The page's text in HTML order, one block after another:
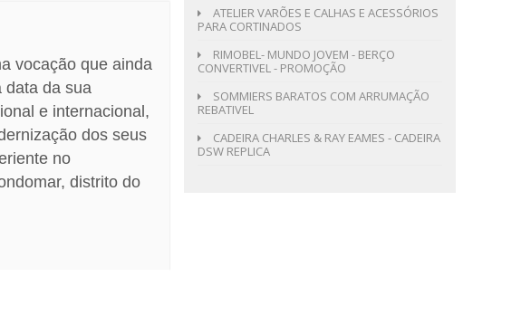
vocação que ainda
data da sua
e internacional,
dos seus
no
distrito do
ATELIER VARÕES E CALHAS E ACESSÓRIOS
PARA CORTINADOS
RIMOBEL- MUNDO JOVEM - BERÇO
CONVERTIVEL - PROMOÇÃO
SOMMIERS BARATOS COM ARRUMAÇÃO
REBATIVEL
CADEIRA CHARLES & RAY EAMES - CADEIRA
DSW REPLICA